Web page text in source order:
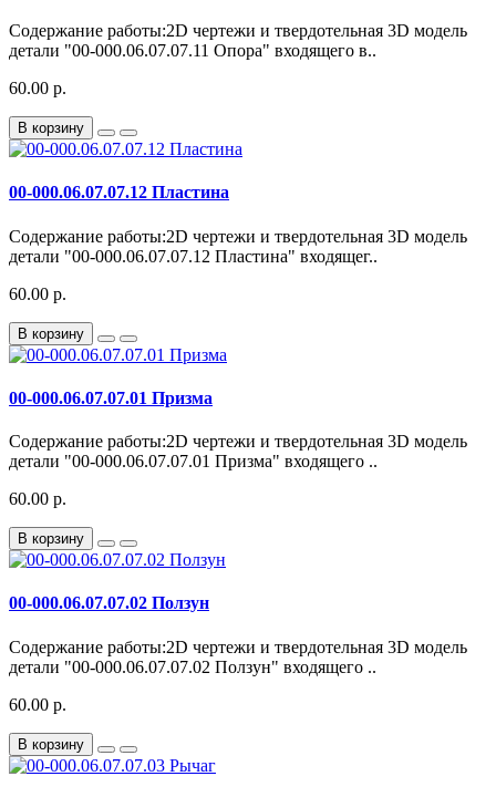
Содержание работы:2D чертежи и твердотельная 3D модель
детали "00-000.06.07.07.11 Опора" входящего в..
60.00 р.
В корзину
00-000.06.07.07.12 Пластина
Содержание работы:2D чертежи и твердотельная 3D модель
детали "00-000.06.07.07.12 Пластина" входящег..
60.00 р.
В корзину
00-000.06.07.07.01 Призма
Содержание работы:2D чертежи и твердотельная 3D модель
детали "00-000.06.07.07.01 Призма" входящего ..
60.00 р.
В корзину
00-000.06.07.07.02 Ползун
Содержание работы:2D чертежи и твердотельная 3D модель
детали "00-000.06.07.07.02 Ползун" входящего ..
60.00 р.
В корзину